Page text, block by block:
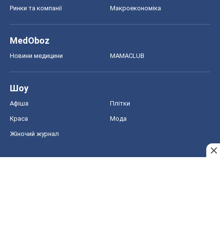
Ринки та компанії Макроекономіка
MedOboz
Новини медицини MAMACLUB
Шоу
Афіша Плітки
Краса Мода
Жіночий журнал